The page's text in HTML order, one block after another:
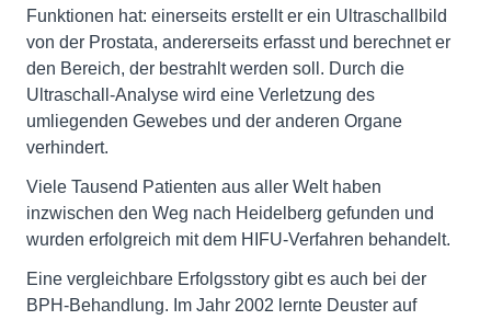
Funktionen hat: einerseits erstellt er ein Ultraschallbild
von der Prostata, andererseits erfasst und berechnet er
den Bereich, der bestrahlt werden soll. Durch die
Ultraschall-Analyse wird eine Verletzung des
umliegenden Gewebes und der anderen Organe
verhindert.
Viele Tausend Patienten aus aller Welt haben
inzwischen den Weg nach Heidelberg gefunden und
wurden erfolgreich mit dem HIFU-Verfahren behandelt.
Eine vergleichbare Erfolgsstory gibt es auch bei der
BPH-Behandlung. Im Jahr 2002 lernte Deuster auf